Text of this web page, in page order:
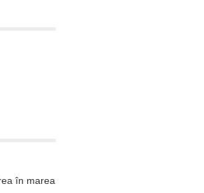
în marea